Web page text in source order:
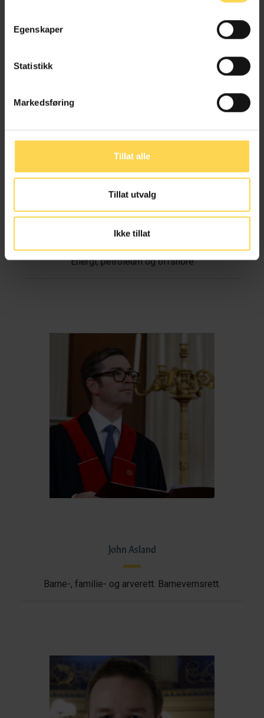
Egenskaper
Statistikk
Markedsføring
Tillat alle
Tillat utvalg
Ikke tillat
Energi, petroleum og offshore
John Asland
Barne-, familie- og arverett. Barnevernsrett.